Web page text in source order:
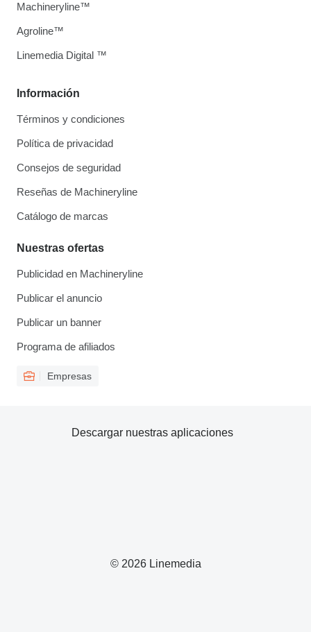
Información
Términos y condiciones
Política de privacidad
Consejos de seguridad
Reseñas de Machineryline
Catálogo de marcas
Nuestras ofertas
Publicidad en Machineryline
Publicar el anuncio
Publicar un banner
Programa de afiliados
Empresas
Machineryline™
Agroline™
Linemedia Digital ™
© 2026 Linemedia
Descargar nuestras aplicaciones